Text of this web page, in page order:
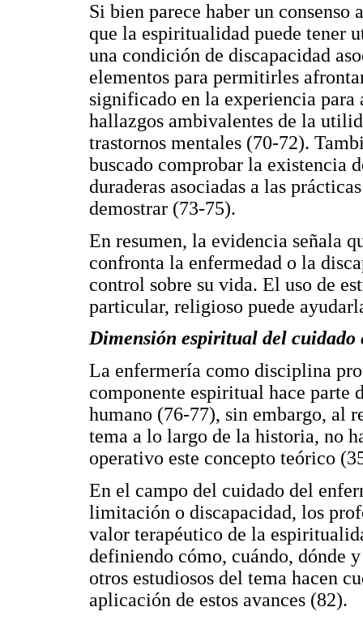
Si bien parece haber un
que la espiritualidad puede tener
una condición de discapacidad
elementos para permitirles
significado en la experiencia para
hallazgos ambivalentes de la
trastornos mentales (70-72).
buscado comprobar la existencia
duraderas asociadas a las
demostrar (73-75).
En resumen, la evidencia señala
confronta la enfermedad o la
control sobre su vida. El uso de
particular, religioso puede
Dimensión espiritual del cuidado
La enfermería como disciplina
componente espiritual hace parte
humano (76-77), sin embargo, al
tema a lo largo de la historia, no
operativo este concepto teórico
En el campo del cuidado del
limitación o discapacidad, los
valor terapéutico de la
definiendo cómo, cuándo, dónde
otros estudiosos del tema hacen
aplicación de estos avances (82).